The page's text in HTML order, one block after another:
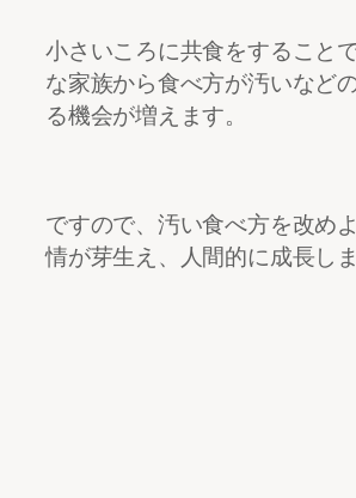
小さいころに共食をすること
な家族から食べ方が汚いなど
る機会が増えます。
ですので、汚い食べ方を改め
情が芽生え、人間的に成長しま